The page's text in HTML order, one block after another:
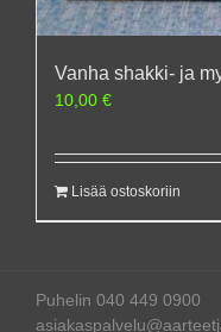
Vanha shakki- ja
10,00 €
Lisää ostoskoriin
Puhelin 040 449 0900